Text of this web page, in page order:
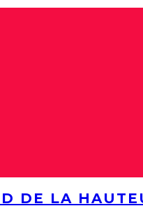
DE LA